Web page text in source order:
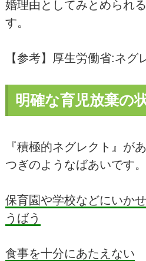
婚理由としてみとめられ
す。
【参考】厚生労働省:ネグ
明確な育児放棄の
『積極的ネグレクト』が
つぎのようなばあいです。
保育園や学校などにいか
うばう
食事を十分にあたえない